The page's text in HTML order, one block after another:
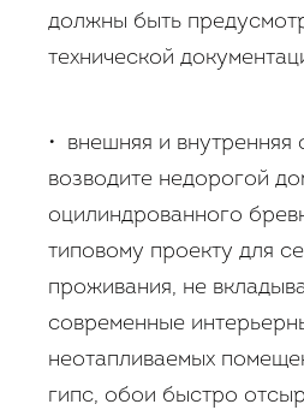
должны быть
технической
• внешняя и внутренняя
возводите недорогой
оцилиндрованного
типовому проекту для
проживания, не
современные
неотапливаемых
гипс, обои быстро